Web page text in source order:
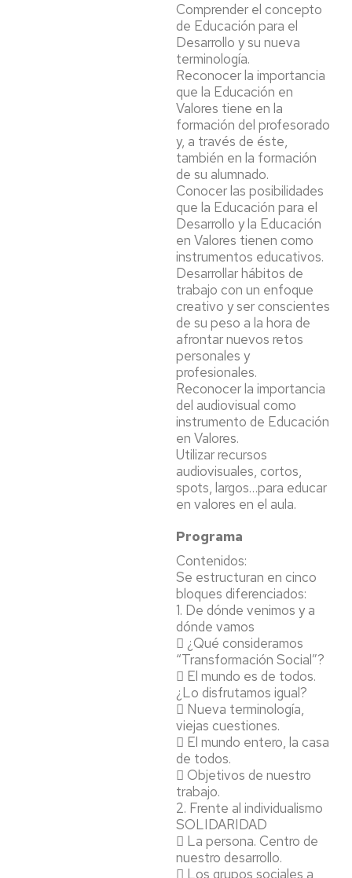
Comprender el concepto
de Educación para el
Desarrollo y su nueva
terminología.
Reconocer la importancia
que la Educación en
Valores tiene en la
formación del profesorado
y, a través de éste,
también en la formación
de su alumnado.
Conocer las posibilidades
que la Educación para el
Desarrollo y la Educación
en Valores tienen como
instrumentos educativos.
Desarrollar hábitos de
trabajo con un enfoque
creativo y ser conscientes
de su peso a la hora de
afrontar nuevos retos
personales y
profesionales.
Reconocer la importancia
del audiovisual como
instrumento de Educación
en Valores.
Utilizar recursos
audiovisuales, cortos,
spots, largos…para educar
en valores en el aula.
Programa
Contenidos:
Se estructuran en cinco
bloques diferenciados:
1. De dónde venimos y a
dónde vamos
 ¿Qué consideramos
“Transformación Social”?
 El mundo es de todos.
¿Lo disfrutamos igual?
 Nueva terminología,
viejas cuestiones.
 El mundo entero, la casa
de todos.
 Objetivos de nuestro
trabajo.
2. Frente al individualismo
SOLIDARIDAD
 La persona. Centro de
nuestro desarrollo.
 Los grupos sociales a